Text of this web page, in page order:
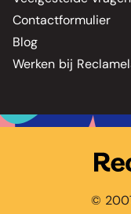
Contactformulier
Blog
Werken bij
©